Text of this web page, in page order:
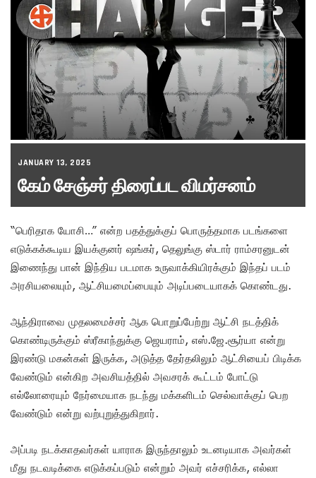
JANUARY 13, 2025
கேம் சேஞ்சர் திரைப்பட விமர்சனம்
“பெரிதாக யோசி…” என்ற பதத்துக்குப் பொருத்தமாக படங்களை
எடுக்கக்கூடிய இயக்குனர் ஷங்கர், தெலுங்கு ஸ்டார் ராம்சரனுடன்
இணைந்து பான் இந்திய படமாக உருவாக்கியிரக்கும் இந்தப் படம்
அரசியலையும், ஆட்சியமைப்பையும் அடிப்படையாகக் கொண்டது.
ஆந்திராவை முதலமைச்சர் ஆக பொறுப்பேற்று ஆட்சி நடத்திக்
கொண்டிருக்கும் ஸ்ரீகாந்துக்கு ஜெயராம், எஸ்.ஜே.சூர்யா என்று
இரண்டு மகன்கள் இருக்க, அடுத்த தேர்தலிலும் ஆட்சியைப் பிடிக்க
வேண்டும் என்கிற அவசியத்தில் அவசரக் கூட்டம் போட்டு
எல்லோரையும் நேர்மையாக நடந்து மக்களிடம் செல்வாக்குப் பெற
வேண்டும் என்று வற்புறுத்துகிறார்.
அப்படி நடக்காதவர்கள் யாராக இருந்தாலும் உடனடியாக அவர்கள்
மீது நடவடிக்கை எடுக்கப்படும் என்றும் அவர் எச்சரிக்க, எல்லா